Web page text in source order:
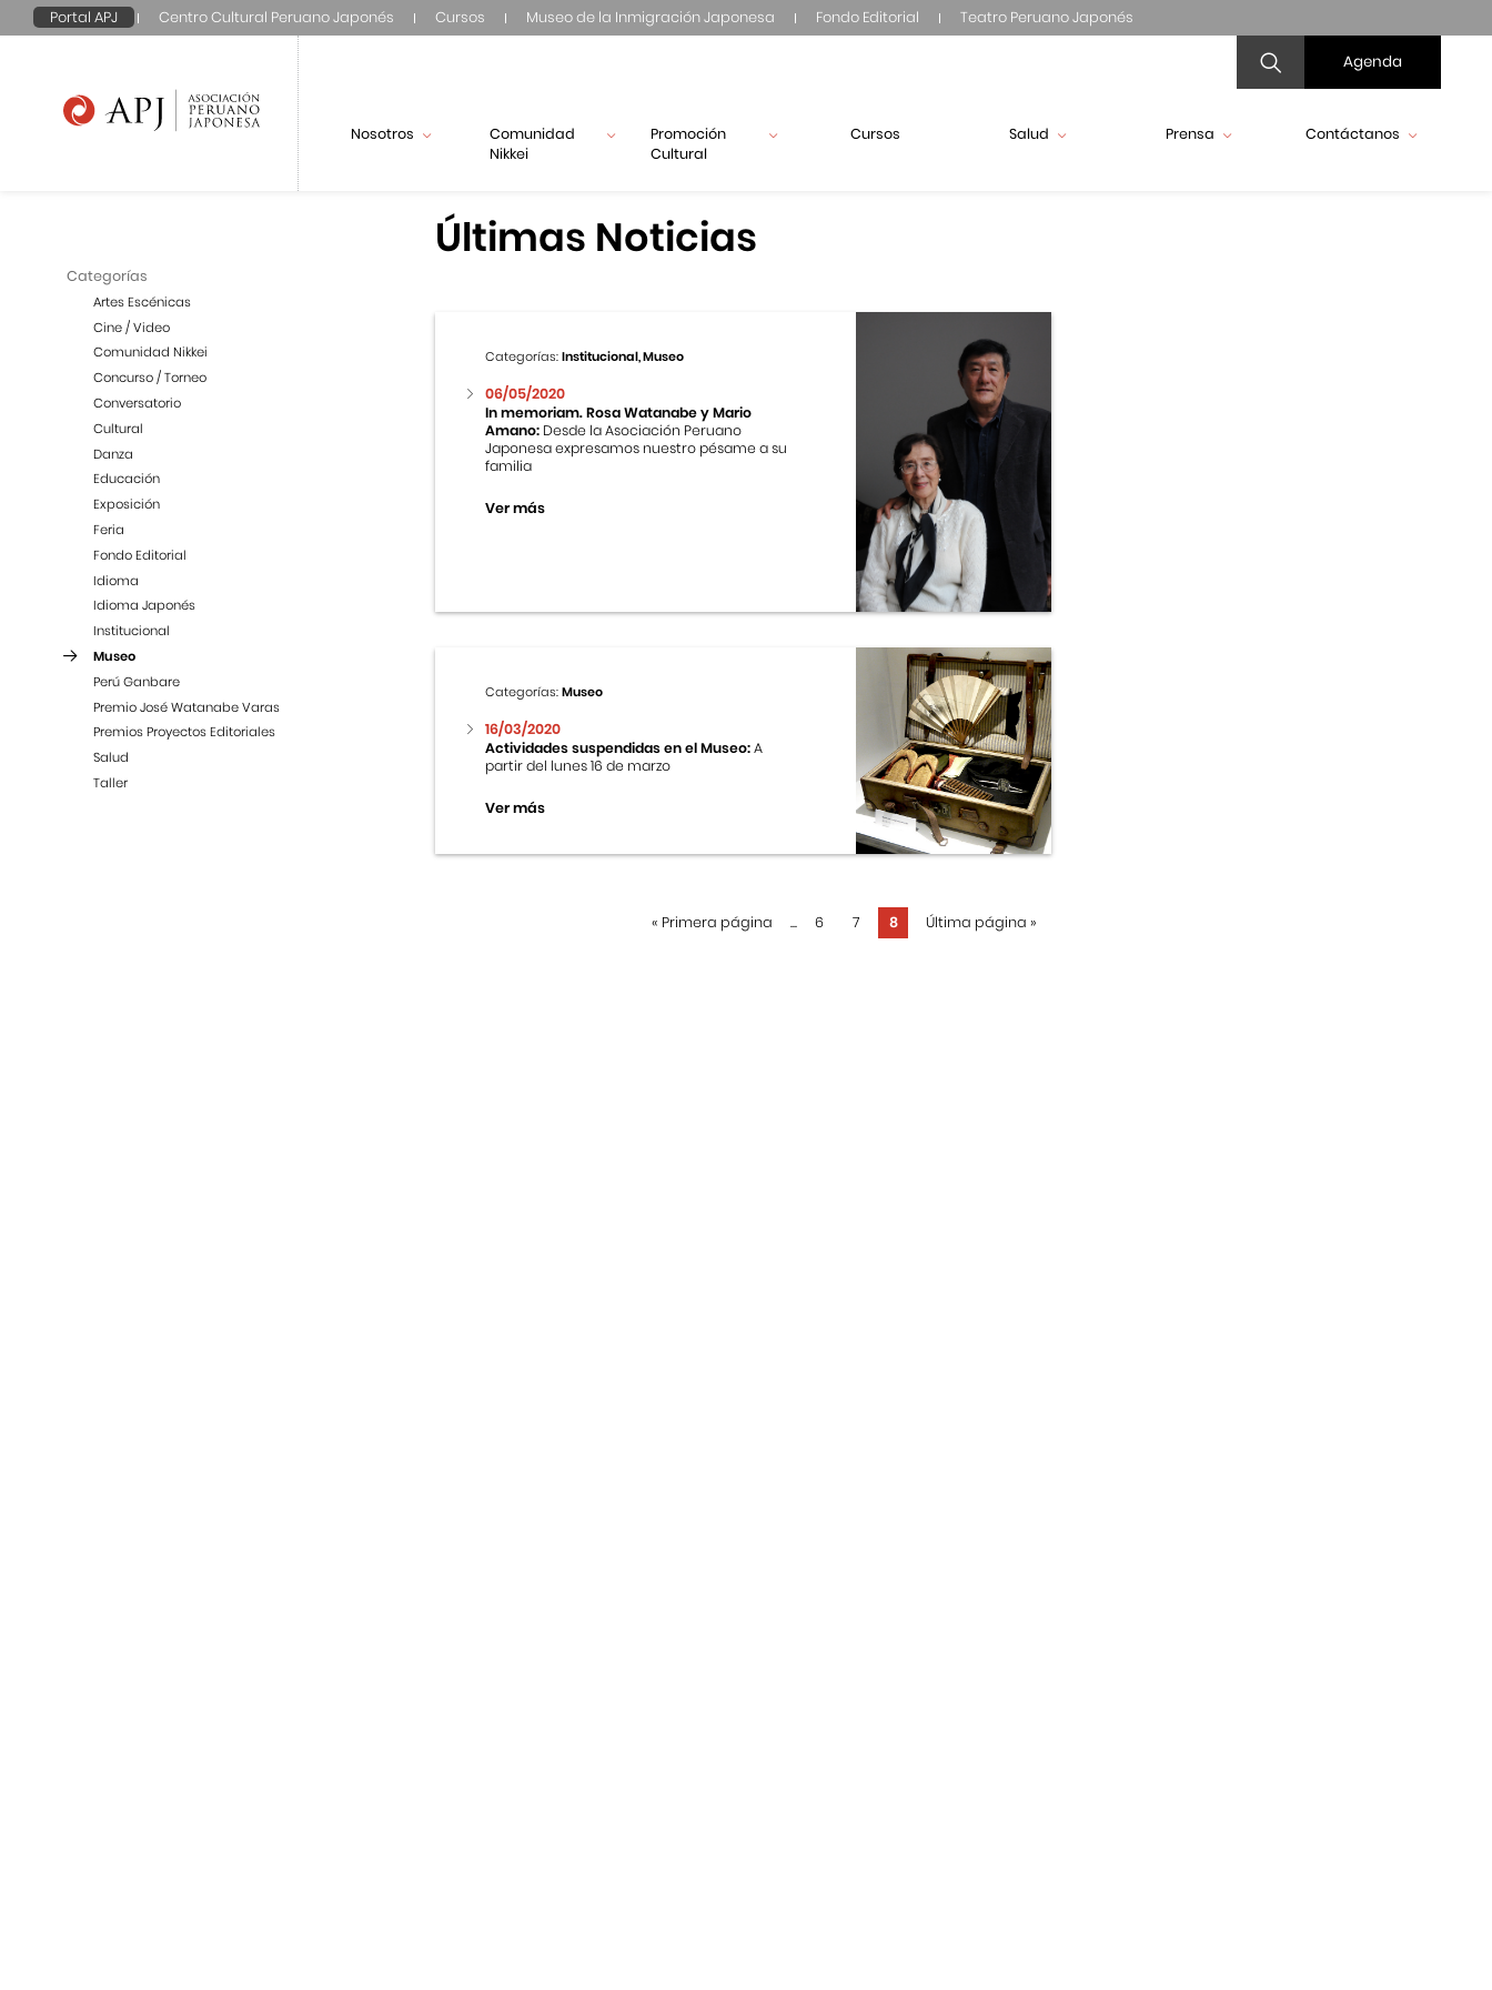
Portal APJ Centro Cultural Peruano Japonés Cursos Museo de la Inmigración Japonesa Fondo Editorial Teatro Peruano Japonés
Agenda
Nosotros
Comunidad
Nikkei
Promoción
Cultural
Cursos Salud Prensa Contáctanos
Categorías
Artes Escénicas
Cine / Video
Comunidad Nikkei
Concurso / Torneo
Conversatorio
Cultural
Danza
Educación
Exposición
Feria
Fondo Editorial
Idioma
Idioma Japonés
Institucional
Museo
Perú Ganbare
Premio José Watanabe Varas
Premios Proyectos Editoriales
Salud
Taller
Últimas Noticias
Categorías:Institucional, Museo
06/05/2020
In memoriam. Rosa Watanabe y Mario
Amano: Desde la Asociación Peruano
Japonesa expresamos nuestro pésame a su
familia
Ver más
Categorías:Museo
16/03/2020
Actividades suspendidas en el Museo:A
partir del lunes 16 de marzo
Ver más
« Primera página ... 6 7 8 Última página »